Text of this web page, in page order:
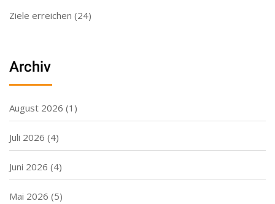
Ziele erreichen (24)
Archiv
August 2026 (1)
Juli 2026 (4)
Juni 2026 (4)
Mai 2026 (5)